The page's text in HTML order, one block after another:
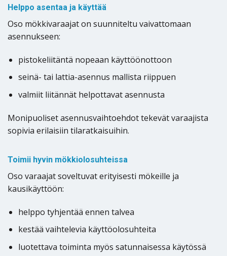
Helppo asentaa ja käyttää
Oso mökkivaraajat on suunniteltu vaivattomaan
asennukseen:
pistokeliitäntä nopeaan käyttöönottoon
seinä- tai lattia-asennus mallista riippuen
valmiit liitännät helpottavat asennusta
Monipuoliset asennusvaihtoehdot tekevät varaajista
sopivia erilaisiin tilaratkaisuihin.
Toimii hyvin mökkiolosuhteissa
Oso varaajat soveltuvat erityisesti mökeille ja
kausikäyttöön:
helppo tyhjentää ennen talvea
kestää vaihtelevia käyttöolosuhteita
luotettava toiminta myös satunnaisessa käytössä